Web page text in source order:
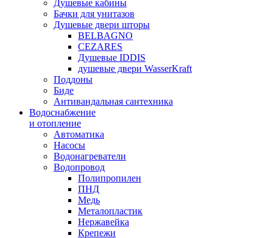
Душевые кабины
Бачки для унитазов
Душевые двери шторы
BELBAGNO
CEZARES
Душевые IDDIS
душевые двери WasserKraft
Поддоны
Биде
Антивандальная сантехника
Водоснабжение
и отопление
Автоматика
Насосы
Водонагреватели
Водопровод
Полипропилен
ПНД
Медь
Металопластик
Нержавейка
Крепежи